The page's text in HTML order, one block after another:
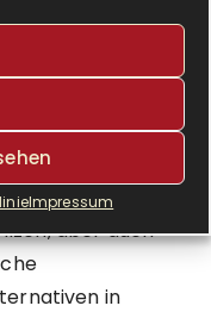
Impressum
für
wir in
aber auch
in